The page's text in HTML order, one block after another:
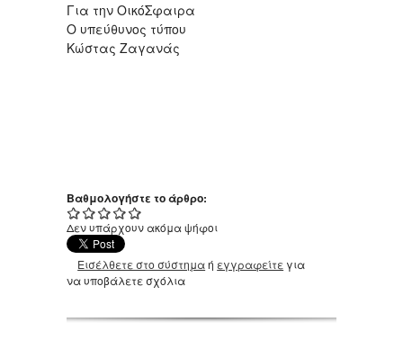
Για την ΟικόΣφαιρα
Ο υπεύθυνος τύπου
Κώστας Ζαγανάς
Βαθμολογήστε το άρθρο:
Δεν υπάρχουν ακόμα ψήφοι
Εισέλθετε στο σύστημαή εγγραφείτε για
να υποβάλετε σχόλια